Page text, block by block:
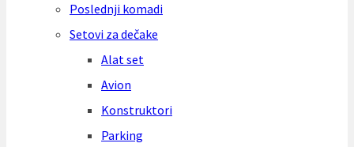
Poslednji komadi
Setovi za dečake
Alat set
Avion
Konstruktori
Parking